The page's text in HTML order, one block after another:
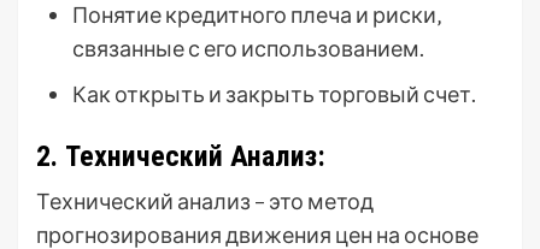
Понятие кредитного плеча и риски‚
связанные с его использованием.
Как открыть и закрыть торговый счет.
2. Технический Анализ:
Технический анализ – это метод
прогнозирования движения цен на основе